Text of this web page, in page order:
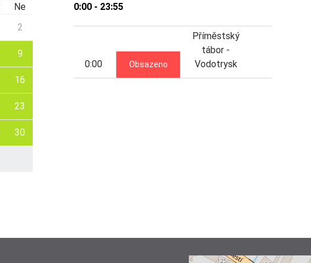
Ne
2
9
16
23
30
0:00 - 23:55
0:00 Obsazeno
Příměstský
tábor -
Vodotrysk